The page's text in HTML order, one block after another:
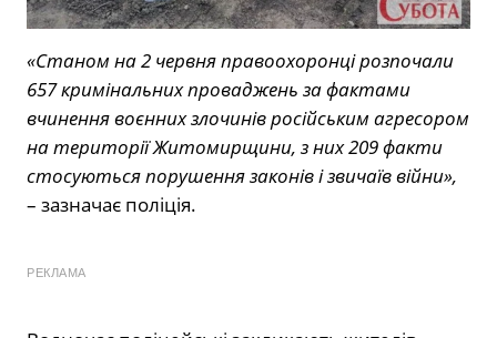
«Станом на 2 червня правоохоронці розпочали
657 кримінальних проваджень за фактами
вчинення воєнних злочинів російським агресором
на території Житомирщини, з них 209 факти
стосуються порушення законів і звичаїв війни»,
– зазначає поліція.
РЕКЛАМА